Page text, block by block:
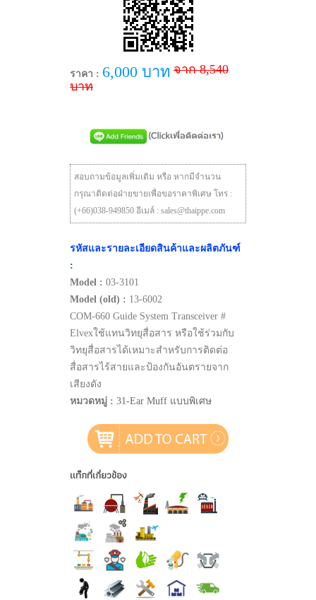
ราคา : 6,000 บาท จาก 8,540
บาท
สอบถามข้อมูลเพิ่มเติม หรือ หากมีจำนวน
กรุณาติดต่อฝ่ายขายเพื่อขอราคาพิเศษ โทร :
(+66)038-949850 อีเมล์ : sales@thaippe.com
รหัสและรายละเอียดสินค้าและผลิตภันฑ์
:
Model : 03-3101
Model (old) : 13-6002
COM-660 Guide System Transceiver #
Elvexใช้แทนวิทยุสื่อสาร หรือใช้ร่วมกับ
วิทยุสื่อสารได้เหมาะสำหรับการติดต่อ
สื่อสารไร้สายและป้องกันอันตรายจาก
เสียงดัง
หมวดหมู่ : 31-Ear Muff แบบพิเศษ
แท็กที่เกี่ยวข้อง